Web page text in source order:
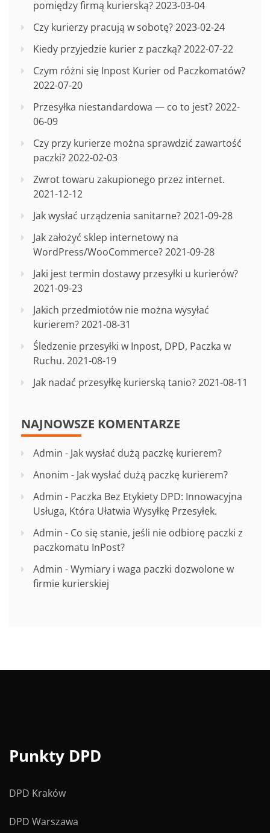
pomiędzy firmą kurierską?2023-03-04
Czy kurierzy pracują w sobotę?2023-02-24
Kiedy przyjedzie kurier z paczką?2022-07-22
Czym różni się Inpost Kurier od Paczkomatów?
2022-07-20
Przesyłka niestandardowa — co to jest?2022-
06-09
Czy przy kurierze można sprawdzić zawartość
paczki?2022-02-03
Zwrot towaru zakupionego przez internet.
2021-12-12
Jak wysłać urządzenia sanitarne?2021-09-28
Jak założyć sklep internetowy na
WordPress/WooCommerce?2021-09-28
Jaki jest termin dostawy przesyłki u kurierów?
2021-09-23
Jakich przedmiotów nie można wysyłać
kurierem?2021-08-31
Śledzenie przesyłki w Inpost, DPD, Paczka w
Ruchu. 2021-08-19
Jak nadać przesyłkę kurierską tanio?2021-08-11
NAJNOWSZE KOMENTARZE
Admin - Jak wysłać dużą paczkę kurierem?
Anonim - Jak wysłać dużą paczkę kurierem?
Admin - Paczka Bez Etykiety DPD: Innowacyjna
Usługa, Która Ułatwia Wysyłkę Przesyłek.
Admin - Co się stanie, jeśli nie odbiorę paczki z
paczkomatu InPost?
Admin -Wymiary i waga paczki dozwolone w
firmie kurierskiej
Punkty DPD
DPD Kraków
DPD Warszawa